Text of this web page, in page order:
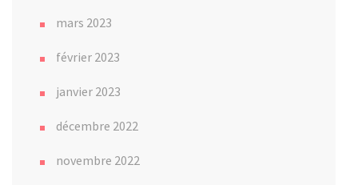
mars 2023
février 2023
janvier 2023
décembre 2022
novembre 2022